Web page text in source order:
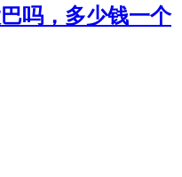
吗，多少钱一个